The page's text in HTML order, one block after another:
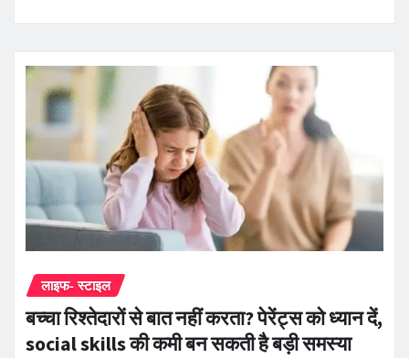
लाइफ- स्टाइल
बच्चा रिश्तेदारों से बात नहीं करता? पेरेंट्स को ध्यान दें,
social skills की कमी बन सकती है बड़ी समस्या